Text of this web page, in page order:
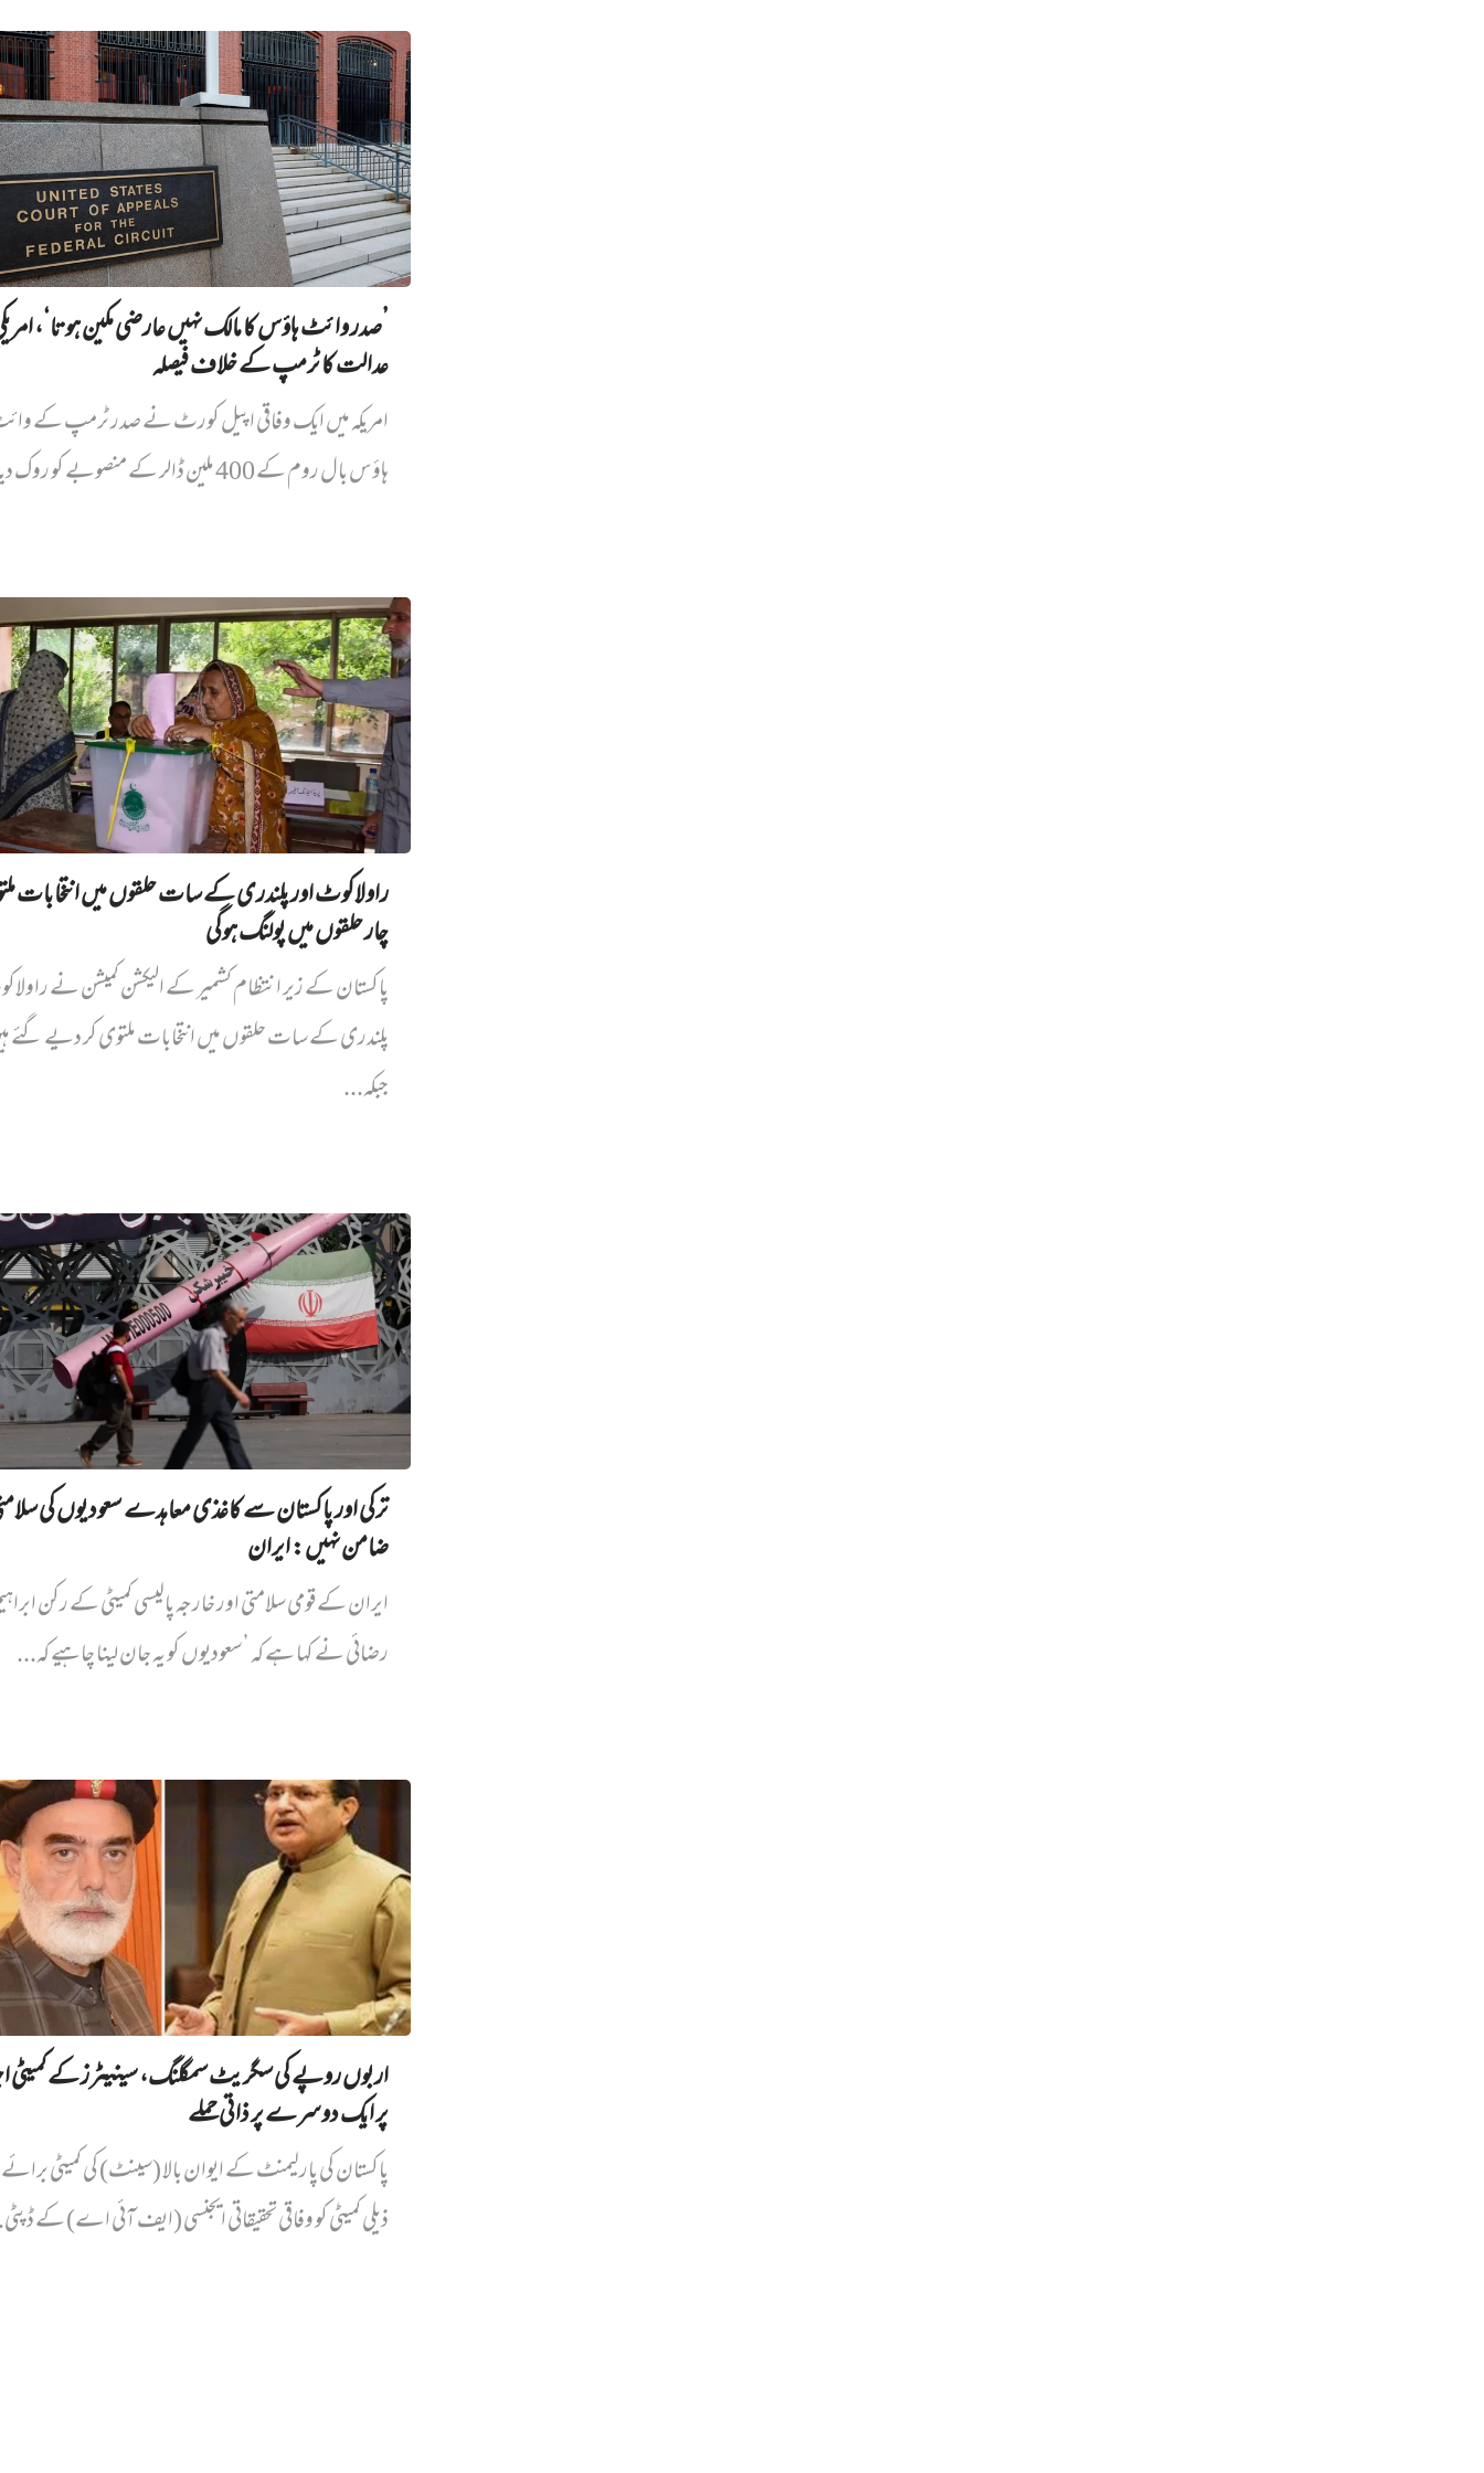
’صدر وائٹ ہاؤس کا مالک نہیں‌ عارضی مکین ہوتا‘،
عدالت کا ٹرمپ کے خلاف فیصلہ
امریکہ میں ایک وفاقی اپیل کورٹ نے صدر ٹرمپ کے
ہاؤس بال روم کے 400 ملین ڈالر کے منصوبے کو روک دیا...
راولاکوٹ اور پلندری کے سات حلقوں میں انتخابات
چار حلقوں میں پولنگ ہوگی
پاکستان کے زیر انتظام کشمیر کے الیکشن کمیشن نے
پلندری کے سات حلقوں میں انتخابات ملتوی کر دیے گئے
جبکہ...
ترکی اور پاکستان سے کاغذی معاہدے سعودیوں کی
ضامن نہیں‌: ایران
ایران کے قومی سلامتی اور خارجہ پالیسی کمیٹی کے رکن
رضائی نے کہا ہے کہ ’سعودیوں کو یہ جان لینا چاہیے کہ...
اربوں روپے کی سگریٹ سمگلنگ، سینیٹرز کے کمیٹی
پر ایک دوسرے پر ذاتی حملے
پاکستان کی پارلیمنٹ کے ایوان بالا (سینٹ) کی کمیٹی برائے
ذیلی کمیٹی کو وفاقی تحقیقاتی ایجنسی (ایف آئی اے) کے